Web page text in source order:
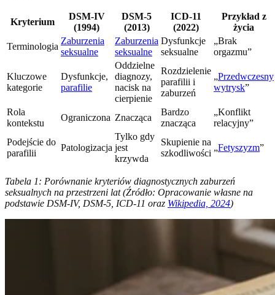
Kryterium
DSM-IV
(1994)
DSM-5
(2013)
ICD-11
(2022)
Przykład z
życia
Terminologia
Zaburzenia
seksualne
Zaburzenia
seksualne
Dysfunkcje
seksualne
„Brak
orgazmu”
Kluczowe
kategorie
Dysfunkcje,
parafilie
Oddzielne
diagnozy,
nacisk na
cierpienie
Rozdzielenie
parafilii i
zaburzeń
„Przedwczesny
wytrysk”
Rola
kontekstu
Ograniczona Znacząca
Bardzo
znacząca
„Konflikt
relacyjny”
Podejście do
parafilii
Patologizacja
Tylko gdy
jest
krzywda
Skupienie na
szkodliwości
„Fetyszyzm”
Tabela 1: Porównanie kryteriów diagnostycznych zaburzeń
seksualnych na przestrzeni lat (Źródło: Opracowanie własne na
podstawie DSM-IV, DSM-5, ICD-11 oraz Wikipedia, 2024)